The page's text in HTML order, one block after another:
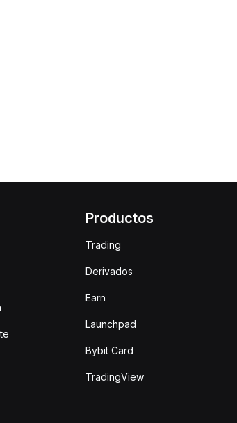
Productos
Trading
Derivados
Earn
Launchpad
Bybit Card
TradingView